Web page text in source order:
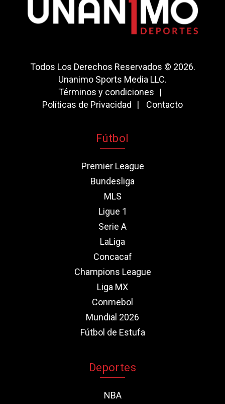
Todos Los Derechos Reservados © 2026.
Unanimo Sports Media LLC.
Términos y condiciones
Políticas de Privacidad
Contacto
Fútbol
Premier League
Bundesliga
MLS
Ligue 1
Serie A
LaLiga
Concacaf
Champions League
Liga MX
Conmebol
Mundial 2026
Fútbol de Estufa
Deportes
NBA